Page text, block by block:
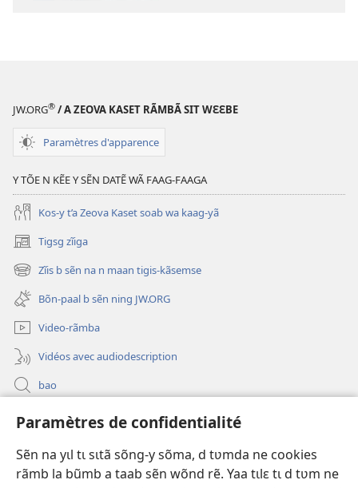
Paramètres de confidentialité
Sẽn na yɩl tɩ sɩtã sõng-y sõma, d tʋmda ne cookies
rãmb la bũmb a taab sẽn wõnd rẽ. Yaa tɩlɛ tɩ d tʋm ne
JW.ORG® / A ZEOVA KASET RÃMBÃ SIT WƐƐBE
Paramètres d'apparence
Y TÕE N KẼE Y SẼN DATẼ WÃ FAAG-FAAGA
Kos-y t’a Zeova Kaset soab wa kaag-yã
Tigsg zĩiga
(ouvre
une
nouvelle
fenêtre)
Zĩis b sẽn na n maan tigis-kãsemse
(ouvre
une
nouvelle
fenêtre)
Bõn-paal b sẽn ning JW.ORG
Video-rãmba
Vidéos avec audiodescription
bao
Kũuni
(ouvre
une
nouvelle
fenêtre)
Watchtower SƐB VAEESG ZĨIGA™
(ouvre